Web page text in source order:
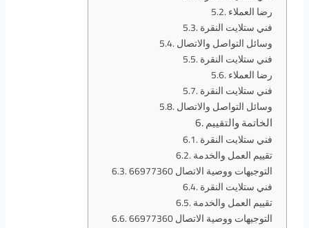
رضا العملاء
فني ستلايت النقرة
وسائل التواصل والاتصال
فني ستلايت النقرة
رضا العملاء
فني ستلايت النقرة
وسائل التواصل والاتصال
الخاتمة والتقييم
فني ستلايت النقرة
تقييم العمل والخدمة
التوجيهات ووصية الاتصال 66977360
فني ستلايت النقرة
تقييم العمل والخدمة
التوجيهات ووصية الاتصال 66977360